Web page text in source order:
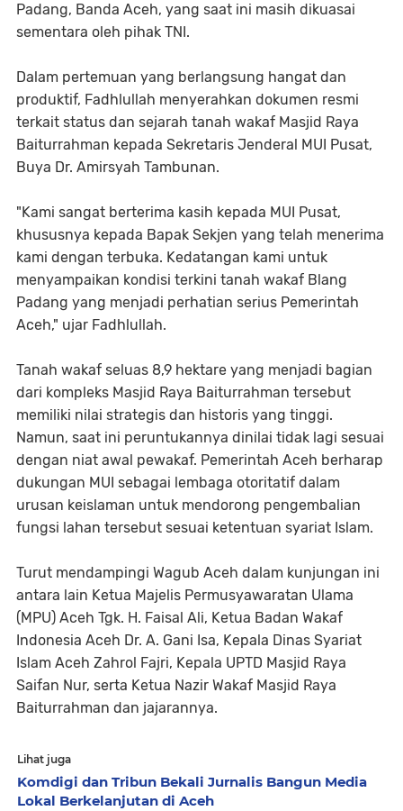
Padang, Banda Aceh, yang saat ini masih dikuasai
sementara oleh pihak TNI.
Dalam pertemuan yang berlangsung hangat dan
produktif, Fadhlullah menyerahkan dokumen resmi
terkait status dan sejarah tanah wakaf Masjid Raya
Baiturrahman kepada Sekretaris Jenderal MUI Pusat,
Buya Dr. Amirsyah Tambunan.
"Kami sangat berterima kasih kepada MUI Pusat,
khususnya kepada Bapak Sekjen yang telah menerima
kami dengan terbuka. Kedatangan kami untuk
menyampaikan kondisi terkini tanah wakaf Blang
Padang yang menjadi perhatian serius Pemerintah
Aceh," ujar Fadhlullah.
Tanah wakaf seluas 8,9 hektare yang menjadi bagian
dari kompleks Masjid Raya Baiturrahman tersebut
memiliki nilai strategis dan historis yang tinggi.
Namun, saat ini peruntukannya dinilai tidak lagi sesuai
dengan niat awal pewakaf. Pemerintah Aceh berharap
dukungan MUI sebagai lembaga otoritatif dalam
urusan keislaman untuk mendorong pengembalian
fungsi lahan tersebut sesuai ketentuan syariat Islam.
Turut mendampingi Wagub Aceh dalam kunjungan ini
antara lain Ketua Majelis Permusyawaratan Ulama
(MPU) Aceh Tgk. H. Faisal Ali, Ketua Badan Wakaf
Indonesia Aceh Dr. A. Gani Isa, Kepala Dinas Syariat
Islam Aceh Zahrol Fajri, Kepala UPTD Masjid Raya
Saifan Nur, serta Ketua Nazir Wakaf Masjid Raya
Baiturrahman dan jajarannya.
Lihat juga
Komdigi dan Tribun Bekali Jurnalis Bangun Media
Lokal Berkelanjutan di Aceh